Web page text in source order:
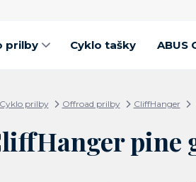
prilby Cyklo tašky ABUS
Cyklo prilby Offroad prilby CliffHanger
pine